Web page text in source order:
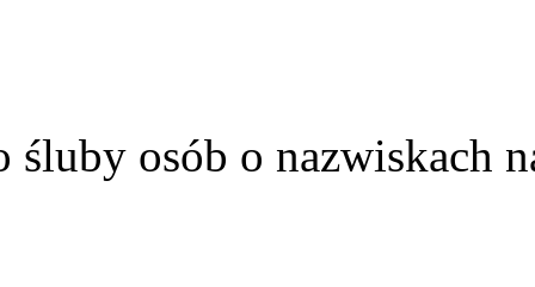
śluby osób o nazwiskach